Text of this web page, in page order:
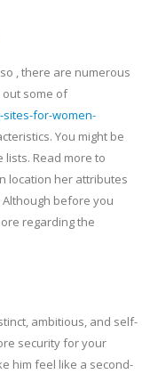
, there are numerous
out some of
for-women-
You might be
Read more to
location her attributes
before you
regarding the
ambitious, and self-
security for your
him feel like a second-